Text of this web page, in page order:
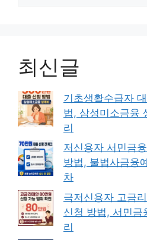
최신글
기초생활수급자
법, 삼성미소금융
리
저신용자 서민금
방법, 불법사금융
차
극저신용자 고금
신청 방법, 서민금
리